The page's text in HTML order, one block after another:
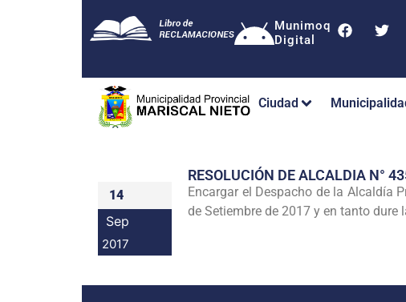
Munimoq
Digital
Ciudad
14
Sep
2017
RESOLUCIÓN DE ALCALDIA N°
Encargar el Despacho de la Alcaldía
de Setiembre de 2017 y en tanto